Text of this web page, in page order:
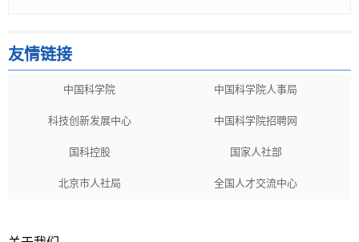
友情链接
中国科学院 中国科学院人事局
科技创新发展中心 中国科学院招聘网
国科控股 国家人社部
北京市人社局 全国人才交流中心